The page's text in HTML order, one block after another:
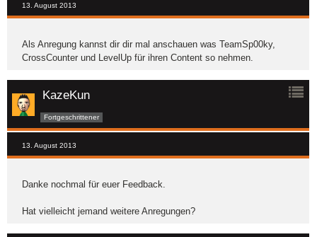
13. August 2013
Als Anregung kannst dir dir mal anschauen was TeamSp00ky,
CrossCounter und LevelUp für ihren Content so nehmen.
KazeKun
Fortgeschrittener
13. August 2013
Danke nochmal für euer Feedback.
Hat vielleicht jemand weitere Anregungen?